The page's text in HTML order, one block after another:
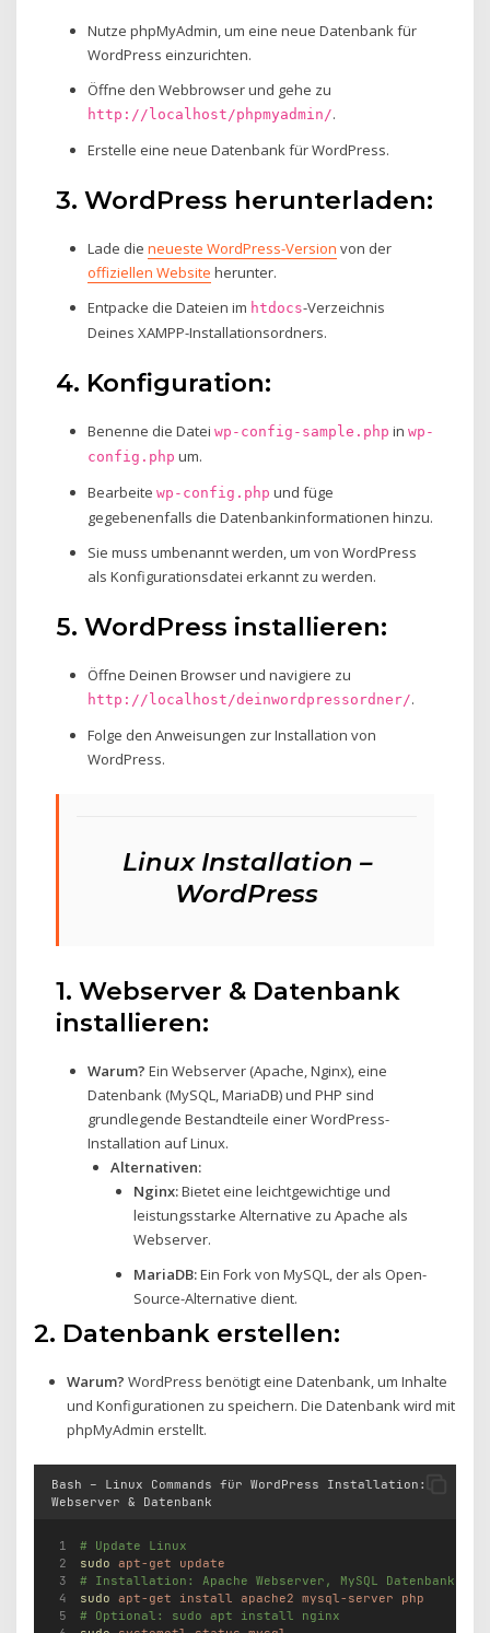
Nutze phpMyAdmin, um eine neue Datenbank für
WordPress einzurichten.
Öffne den Webbrowser und gehe zu
http://localhost/phpmyadmin/.
Erstelle eine neue Datenbank für WordPress.
3. WordPress herunterladen:
Lade die neueste WordPress-Version von der
offiziellen Website herunter.
Entpacke die Dateien im htdocs-Verzeichnis
Deines XAMPP-Installationsordners.
4. Konfiguration:
Benenne die Datei wp-config-sample.php in wp-
config.php um.
Bearbeite wp-config.php und füge
gegebenenfalls die Datenbankinformationen hinzu.
Sie muss umbenannt werden, um von WordPress
als Konfigurationsdatei erkannt zu werden.
5. WordPress installieren:
Öffne Deinen Browser und navigiere zu
http://localhost/deinwordpressordner/.
Folge den Anweisungen zur Installation von
WordPress.
Linux Installation –
WordPress
1. Webserver & Datenbank
installieren:
Warum? Ein Webserver (Apache, Nginx), eine
Datenbank (MySQL, MariaDB) und PHP sind
grundlegende Bestandteile einer WordPress-
Installation auf Linux.
Alternativen:
Nginx:Bietet eine leichtgewichtige und
leistungsstarke Alternative zu Apache als
Webserver.
MariaDB:Ein Fork von MySQL, der als Open-
Source-Alternative dient.
2. Datenbank erstellen:
Warum? WordPress benötigt eine Datenbank, um Inhalte
und Konfigurationen zu speichern. Die Datenbank wird mit
phpMyAdmin erstellt.
Bash – Linux Commands für WordPress Installation:
Webserver & Datenbank
# Update Linux
sudo apt-get update
# Installation: Apache Webserver, MySQL Datenbank,
sudo apt-get install apache2 mysql-server php
# Optional: sudo apt install nginx